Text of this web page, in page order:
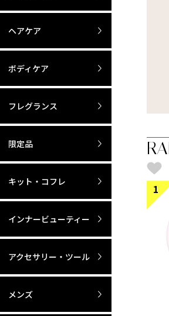
ヘアケア
ボディケア
フレグランス
限定品
キット・コフレ
インナービューティー
アクセサリー・ツール
メンズ
1